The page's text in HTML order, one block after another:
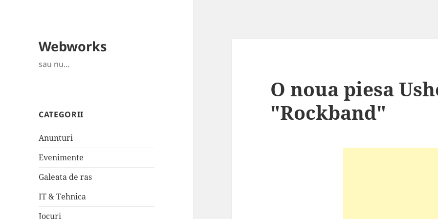
Webworks
sau nu…
CATEGORII
Anunturi
Evenimente
Galeata de ras
IT & Tehnica
Jocuri
O noua piesa
"Rockband"